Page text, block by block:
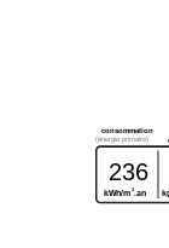
consommation
(énergie primaire)
236
kWh/m2.an